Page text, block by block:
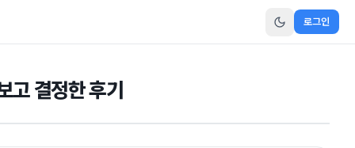
로그인
고 결정한 후기